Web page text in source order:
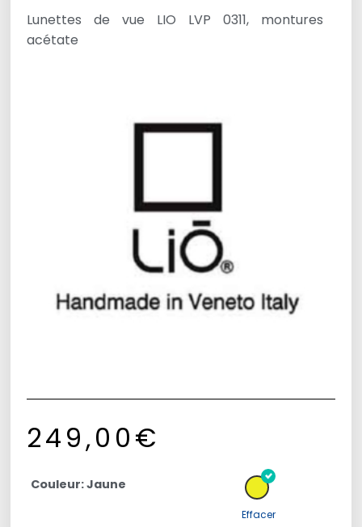
Lunettes de vue LIO LVP 0311, montures
acétate
249,00€
Couleur: Jaune
Effacer